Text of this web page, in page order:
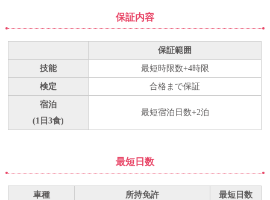
保証内容
保証範囲
技能
最短時限数+4時限
検定
合格まで保証
宿泊
(1日3食)
最短宿泊日数+2泊
最短日数
車種 所持免許 最短日数